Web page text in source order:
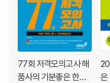
77회 저격모의고사 해
품사의 기분좋은 한국
은